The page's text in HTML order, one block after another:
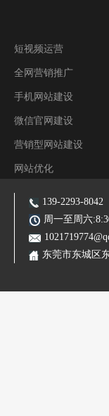
短视频运营
全网营销推广
手机网站建设
微信官网建设
营销型网站建设
网站优化
阿里装修运营
主营业务:东莞网站建设|东莞
139-2293-8042
周一至周六
东莞市东城区